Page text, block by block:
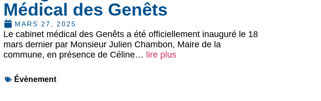
Médical des Genêts
MARS 27, 2025
Le cabinet médical des Genêts a été officiellement inauguré le 18
mars dernier par Monsieur Julien Chambon, Maire de la
commune, en présence de Céline… lire plus
Évènement